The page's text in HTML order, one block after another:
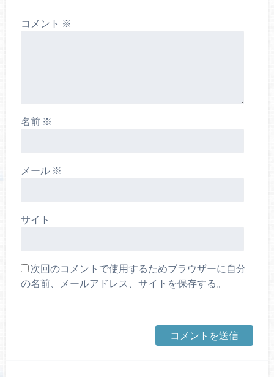
コメント ※
名前 ※
メール ※
サイト
次回のコメントで使用するためブラウザーに自分
の名前、メールアドレス、サイトを保存する。